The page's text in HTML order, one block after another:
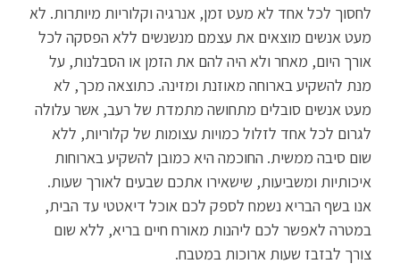
לחסוך לכל אחד לא מעט זמן, אנרגיה וקלוריות מיותרות. לא
מעט אנשים מוצאים את עצמם מנשנשים ללא הפסקה לכל
אורך היום, מאחר ולא היה להם את הזמן או הסבלנות, על
מנת להשקיע בארוחה מאוזנת ומזינה. כתוצאה מכך, לא
מעט אנשים סובלים מתחושה מתמדת של רעב, אשר עלולה
לגרום לכל אחד לזלול כמויות עצומות של קלוריות, ללא
שום סיבה ממשית. החוכמה היא כמובן להשקיע בארוחות
איכותיות ומשביעות, שישאירו אתכם שבעים לאורך שעות.
אנו בשף הבריא נשמח לספק לכם אוכל דיאטטי עד הבית,
במטרה לאפשר לכם ליהנות מאורח חיים בריא, ללא שום
צורך לבזבז שעות ארוכות במטבח.